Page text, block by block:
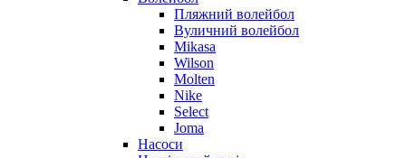
Пляжний волейбол
Вуличний волейбол
Mikasa
Wilson
Molten
Nike
Select
Joma
Насоси